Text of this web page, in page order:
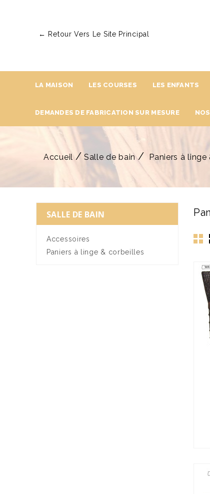
← Retour Vers Le Site Principal
LA MAISON LES COURSES LES ENFANTS
DEMANDES DE FABRICATION SUR MESURE
Accueil Salle de bain Paniers à
SALLE DE BAIN
Accessoires
Paniers à linge & corbeilles